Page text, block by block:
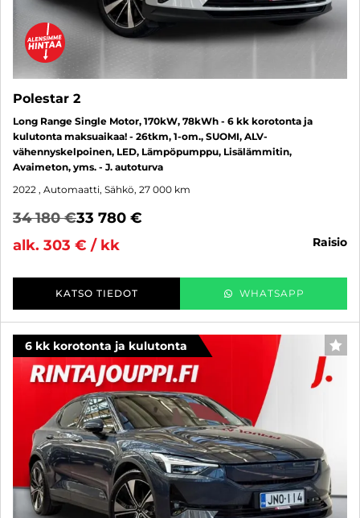
Polestar 2
Long Range Single Motor, 170kW, 78kWh - 6 kk korotonta ja
kulutonta maksuaikaa! - 26tkm, 1-om., SUOMI, ALV-
vähennyskelpoinen, LED, Lämpöpumppu, Lisälämmitin,
Avaimeton, yms. - J. autoturva
2022 , Automaatti, Sähkö, 27 000 km
34 180 €33 780 €
alk. 303 € / kk
raisio
KATSO TIEDOT WHATSAPP
6 kk korotonta ja kulutonta